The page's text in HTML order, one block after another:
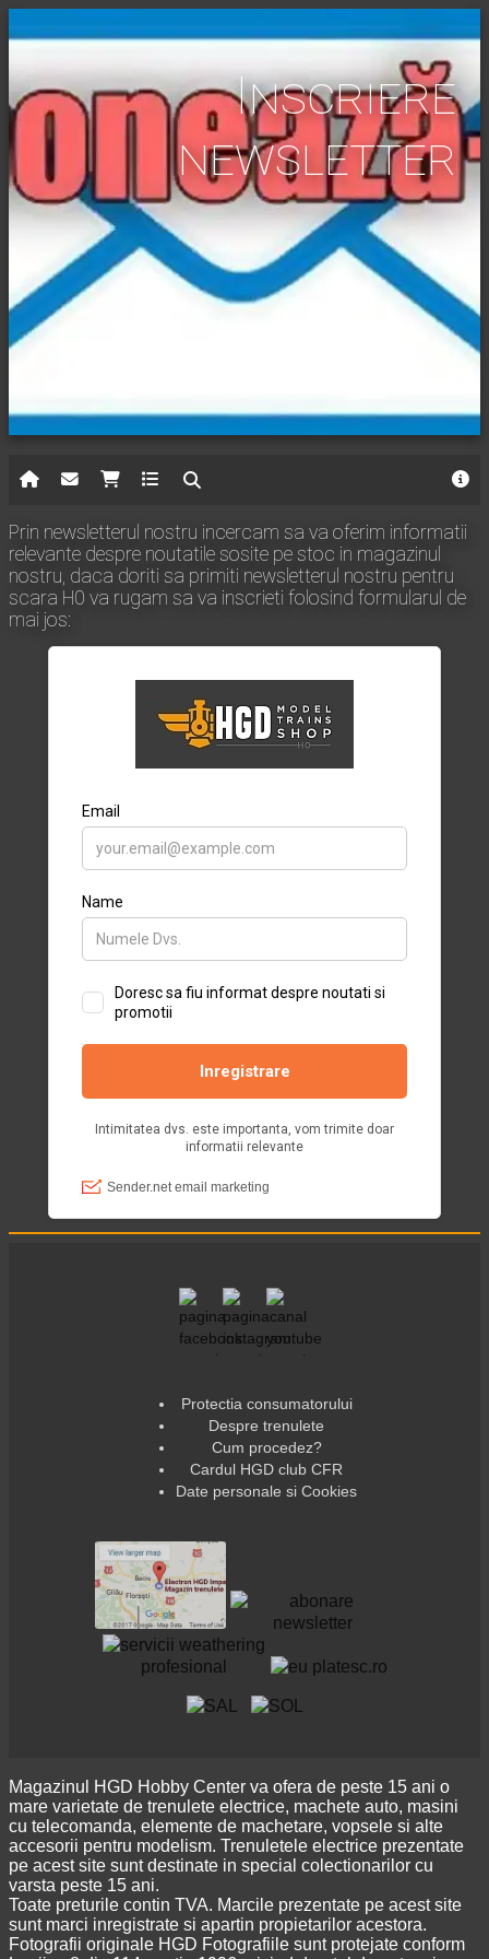
Inscriere
newsletter
Prin newsletterul nostru incercam sa va oferim informatii
relevante despre noutatile sosite pe stoc in magazinul
nostru, daca doriti sa primiti newsletterul nostru pentru
scara H0 va rugam sa va inscrieti folosind formularul de
mai jos:
Protectia consumatorului
Despre trenulete
Cum procedez?
Cardul HGD club CFR
Date personale si Cookies
Magazinul HGD Hobby Center va ofera de peste 15 ani o
mare varietate de trenulete electrice, machete auto, masini
cu telecomanda, elemente de machetare, vopsele si alte
accesorii pentru modelism. Trenuletele electrice prezentate
pe acest site sunt destinate in special colectionarilor cu
varsta peste 15 ani.
Toate preturile contin TVA. Marcile prezentate pe acest site
sunt marci inregistrate si apartin propietarilor acestora.
Fotografii originale HGD Fotografiile sunt protejate conform